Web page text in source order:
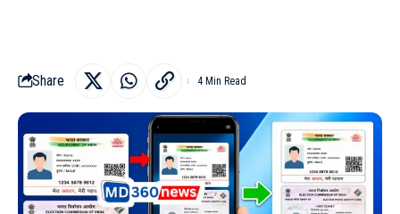
Share 4 Min Read